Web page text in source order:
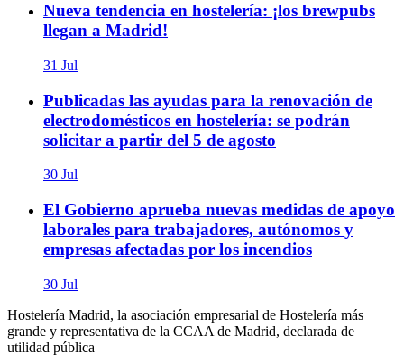
Nueva tendencia en hostelería: ¡los brewpubs
llegan a Madrid!
31 Jul
Publicadas las ayudas para la renovación de
electrodomésticos en hostelería: se podrán
solicitar a partir del 5 de agosto
30 Jul
El Gobierno aprueba nuevas medidas de apoyo
laborales para trabajadores, autónomos y
empresas afectadas por los incendios
30 Jul
Hostelería Madrid, la asociación empresarial de Hostelería más
grande y representativa de la CCAA de Madrid, declarada de
utilidad pública